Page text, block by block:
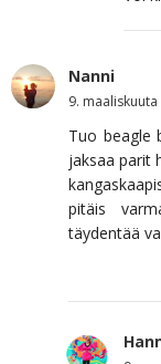
Nanni
9.
Tuo beagle
jaksaa parit
pitäis
täydentää